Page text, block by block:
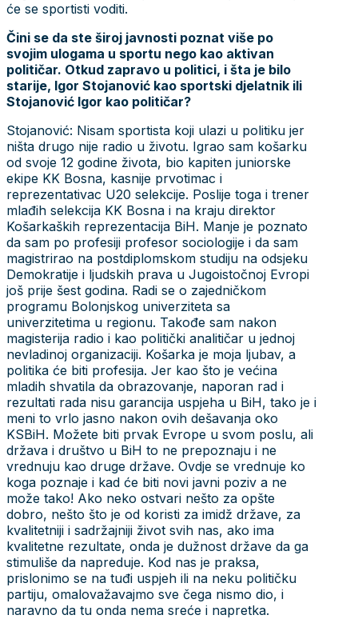
će se sportisti voditi.
Čini se da ste široj javnosti poznat više po
svojim ulogama u sportu nego kao aktivan
političar. Otkud zapravo u politici, i šta je bilo
starije, Igor Stojanović kao sportski djelatnik ili
Stojanović Igor kao političar?
Stojanović: Nisam sportista koji ulazi u politiku jer
ništa drugo nije radio u životu. Igrao sam košarku
od svoje 12 godine života, bio kapiten juniorske
ekipe KK Bosna, kasnije prvotimac i
reprezentativac U20 selekcije. Poslije toga i trener
mlađih selekcija KK Bosna i na kraju direktor
Košarkaških reprezentacija BiH. Manje je poznato
da sam po profesiji profesor sociologije i da sam
magistrirao na postdiplomskom studiju na odsjeku
Demokratije i ljudskih prava u Jugoistočnoj Evropi
još prije šest godina. Radi se o zajedničkom
programu Bolonjskog univerziteta sa
univerzitetima u regionu. Takođe sam nakon
magisterija radio i kao politički analitičar u jednoj
nevladinoj organizaciji. Košarka je moja ljubav, a
politika će biti profesija. Jer kao što je većina
mladih shvatila da obrazovanje, naporan rad i
rezultati rada nisu garancija uspjeha u BiH, tako je i
meni to vrlo jasno nakon ovih dešavanja oko
KSBiH. Možete biti prvak Evrope u svom poslu, ali
država i društvo u BiH to ne prepoznaju i ne
vrednuju kao druge države. Ovdje se vrednuje ko
koga poznaje i kad će biti novi javni poziv a ne
može tako! Ako neko ostvari nešto za opšte
dobro, nešto što je od koristi za imidž države, za
kvalitetniji i sadržajniji život svih nas, ako ima
kvalitetne rezultate, onda je dužnost države da ga
stimuliše da napreduje. Kod nas je praksa,
prislonimo se na tuđi uspjeh ili na neku političku
partiju, omalovažavajmo sve čega nismo dio, i
naravno da tu onda nema sreće i napretka.